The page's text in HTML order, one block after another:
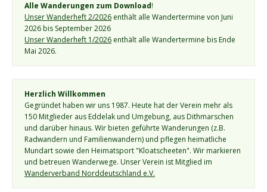
Alle Wanderungen zum Download!
Unser Wanderheft 2/2026 enthält alle Wandertermine von Juni
2026 bis September 2026
Unser Wanderheft 1/2026 enthält alle Wandertermine bis Ende
Mai 2026.
Herzlich Willkommen
Gegründet haben wir uns 1987. Heute hat der Verein mehr als
150 Mitglieder aus Eddelak und Umgebung, aus Dithmarschen
und darüber hinaus. Wir bieten geführte Wanderungen (z.B.
Radwandern und Familienwandern) und pflegen heimatliche
Mundart sowie den Heimatsport "Kloatscheeten". Wir markieren
Wanderverband Norddeutschland e.V.